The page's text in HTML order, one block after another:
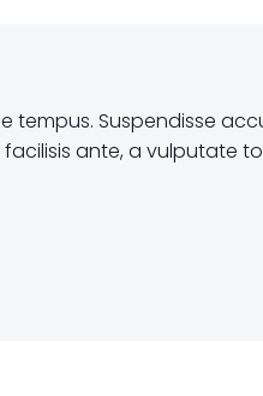
tempus. Suspendisse
ante, a vulputate